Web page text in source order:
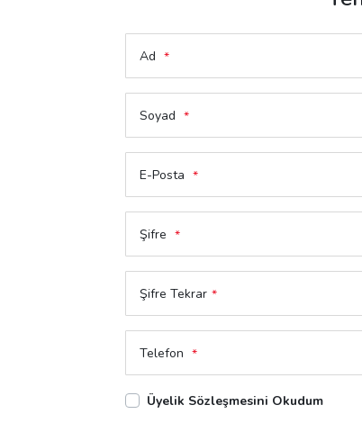
Ad *
Soyad *
E-Posta *
Şifre *
Şifre Tekrar *
Telefon *
Üyelik Sözleşmesini Okudum